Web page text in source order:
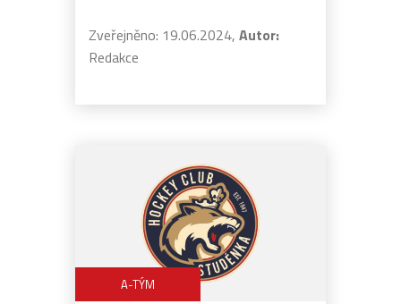
Zveřejněno: 19.06.2024, Autor:
Redakce
A-TÝM